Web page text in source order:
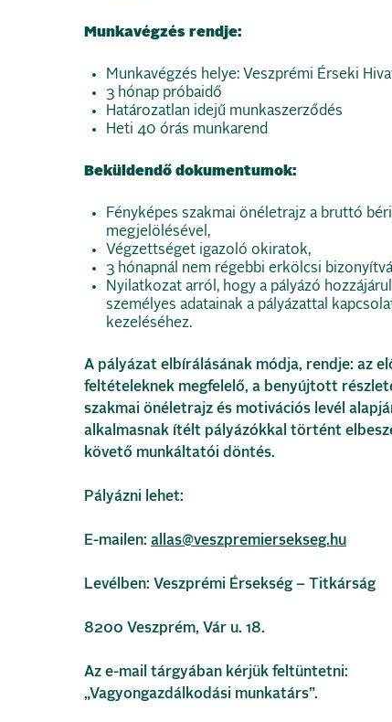
Munkavégzés rendje:
Munkavégzés helye: Veszprémi Érseki
3 hónap próbaidő
Határozatlan idejű munkaszerződés
Heti 40 órás munkarend
Beküldendő dokumentumok:
Fényképes szakmai önéletrajz a bruttó
megjelölésével,
Végzettséget igazoló okiratok,
3 hónapnál nem régebbi erkölcsi
Nyilatkozat arról, hogy a pályázó
személyes adatainak a pályázattal
kezeléséhez.
A pályázat elbírálásának módja, rendje: az
feltételeknek megfelelő, a benyújtott
szakmai önéletrajz és motivációs levél
alkalmasnak ítélt pályázókkal történt
követő munkáltatói döntés.
Pályázni lehet:
E-mailen: allas@veszpremiersekseg.hu
Levélben: Veszprémi Érsekség – Titkárság
8200 Veszprém, Vár u. 18.
Az e-mail tárgyában kérjük feltüntetni:
„Vagyongazdálkodási munkatárs”.